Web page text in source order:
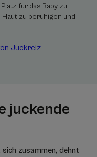
für das Baby zu
zu beruhigen und
Juckreiz
juckende
zusammen, dehnt